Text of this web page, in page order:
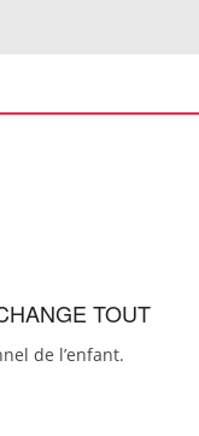
TOUT
de l’enfant.